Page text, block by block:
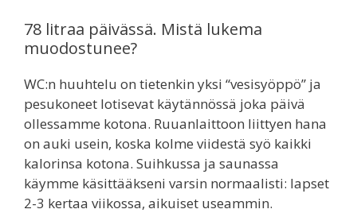
78 litraa päivässä. Mistä lukema
muodostunee?
WC:n huuhtelu on tietenkin yksi “vesisyöppö” ja
pesukoneet lotisevat käytännössä joka päivä
ollessamme kotona. Ruuanlaittoon liittyen hana
on auki usein, koska kolme viidestä syö kaikki
kalorinsa kotona. Suihkussa ja saunassa
käymme käsittääkseni varsin normaalisti: lapset
2-3 kertaa viikossa, aikuiset useammin.